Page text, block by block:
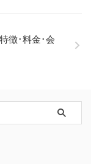
徴･料金･会